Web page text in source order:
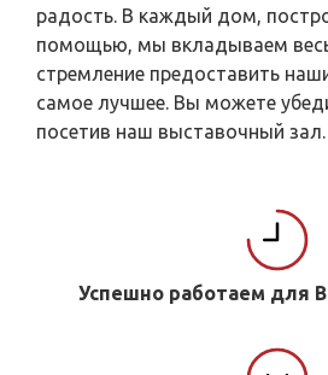
радость. В каждый дом,
помощью, мы вкладываем
стремление предоставить
самое лучшее. Вы можете
посетив наш выставочный зал.
Успешно работаем для